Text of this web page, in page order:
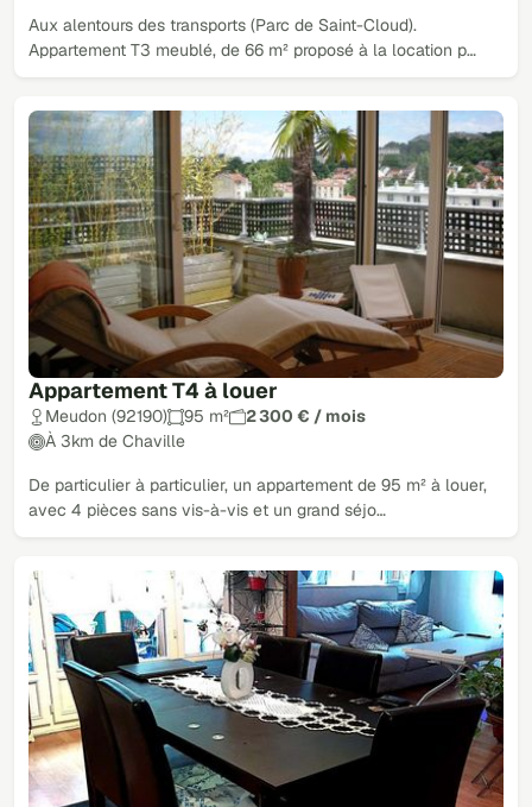
Aux alentours des transports (Parc de Saint-Cloud).
Appartement T3 meublé, de 66 m² proposé à la location p…
Appartement T4 à louer
Meudon (92190) 95 m²
2 300 € / mois
À 3km de Chaville
De particulier à particulier, un appartement de 95 m² à louer,
avec 4 pièces sans vis-à-vis et un grand séjo…